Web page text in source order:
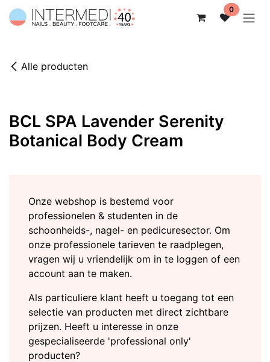
Overslaan naar inhoud 0
Alle producten
BCL SPA Lavender Serenity
Botanical Body Cream
Onze webshop is bestemd voor
professionelen & studenten in de
schoonheids-, nagel- en pedicuresector. Om
onze professionele tarieven te raadplegen,
vragen wij u vriendelijk om in te loggen of een
account aan te maken.
Als particuliere klant heeft u toegang tot een
selectie van producten met direct zichtbare
prijzen. Heeft u interesse in onze
gespecialiseerde 'professional only'
producten?